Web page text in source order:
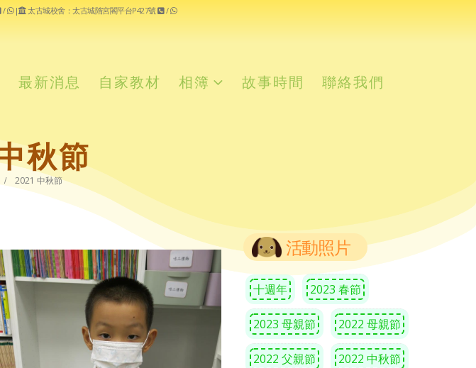
/ | 太古城校舍：太古城隋宮閣平台P427號 /
最新消息 自家教材 相簿 故事時間 聯絡我們
秋節
2021 中秋節
活動照片
十週年 2023 春節
2023 母親節 2022 母親節
2022 父親節 2022 中秋節